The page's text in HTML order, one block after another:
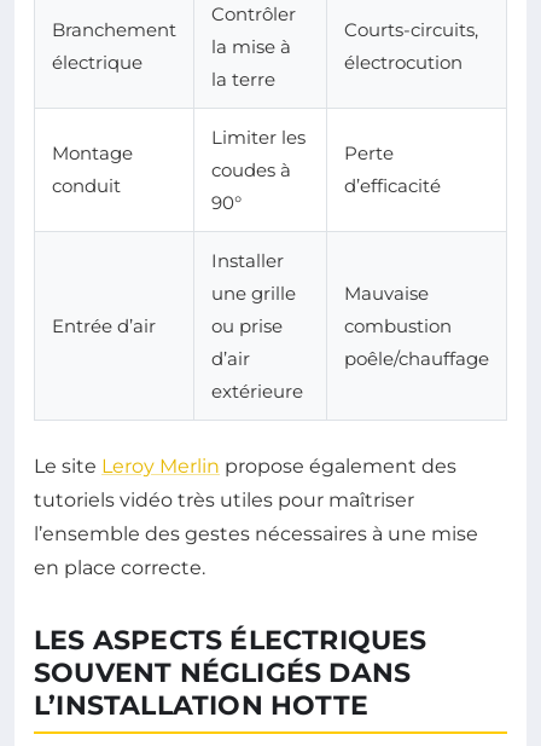
Branchement
électrique
Contrôler
la mise à
la terre
Courts-circuits,
électrocution
Montage
conduit
Limiter les
coudes à
90°
Perte
d’efficacité
Entrée d’air
Installer
une grille
ou prise
d’air
extérieure
Mauvaise
combustion
poêle/chauffage
Le site Leroy Merlin propose également des
tutoriels vidéo très utiles pour maîtriser
l’ensemble des gestes nécessaires à une mise
en place correcte.
LES ASPECTS ÉLECTRIQUES
SOUVENT NÉGLIGÉS DANS
L’INSTALLATION HOTTE